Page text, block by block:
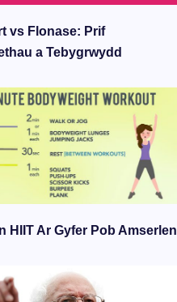
vs Flonase: Prif
a Tebygrwydd
HIIT Ar Gyfer Pob Amserlen